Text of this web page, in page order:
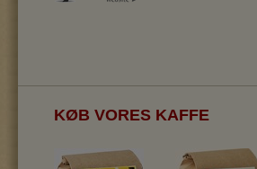
KØB VORES KAFFE